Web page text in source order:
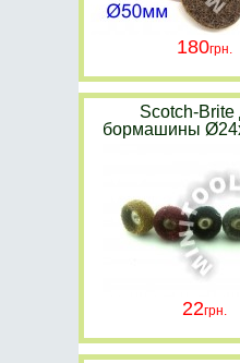
180
Scotch-Brite
бормашины
22